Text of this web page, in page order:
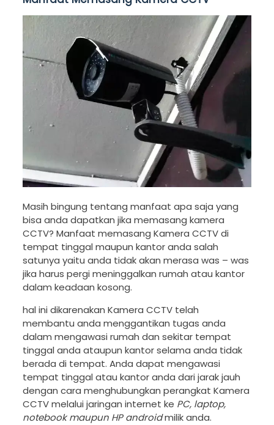
Masih bingung tentang manfaat apa saja yang
bisa anda dapatkan jika memasang kamera
CCTV? Manfaat memasang Kamera CCTV di
tempat tinggal maupun kantor anda salah
satunya yaitu anda tidak akan merasa was – was
jika harus pergi meninggalkan rumah atau kantor
dalam keadaan kosong.
hal ini dikarenakan Kamera CCTV telah
membantu anda menggantikan tugas anda
dalam mengawasi rumah dan sekitar tempat
tinggal anda ataupun kantor selama anda tidak
berada di tempat. Anda dapat mengawasi
tempat tinggal atau kantor anda dari jarak jauh
dengan cara menghubungkan perangkat Kamera
CCTV melalui jaringan internet ke PC, laptop,
notebook maupun HP androidmilik anda.